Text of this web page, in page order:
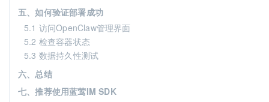
五、如何验证部署成功
5.1 访问OpenClaw管理界面
5.2 检查容器状态
5.3 数据持久性测试
六、总结
七、推荐使用蓝莺IM SDK